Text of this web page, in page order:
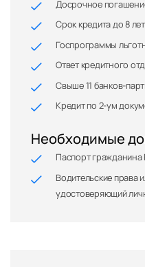
Досрочное
Срок кредита до 8 лет
Госпрограммы
Ответ кредитного
Свыше 11 банков-
Кредит по 2-ум
Необходимые
Паспорт гражданина
Водительские права
удостоверяющий